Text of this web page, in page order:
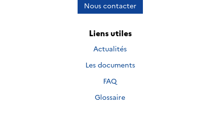
Nous contacter
Liens utiles
Actualités
Les documents
FAQ
Glossaire